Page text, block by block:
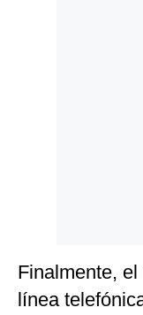
Finalmente,
línea